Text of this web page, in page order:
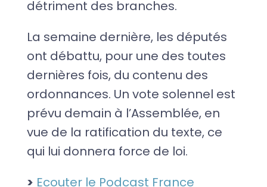
détriment des branches.
La semaine dernière, les députés
ont débattu, pour une des toutes
dernières fois, du contenu des
ordonnances. Un vote solennel est
prévu demain à l’Assemblée, en
vue de la ratification du texte, ce
qui lui donnera force de loi.
> Ecouter le Podcast France